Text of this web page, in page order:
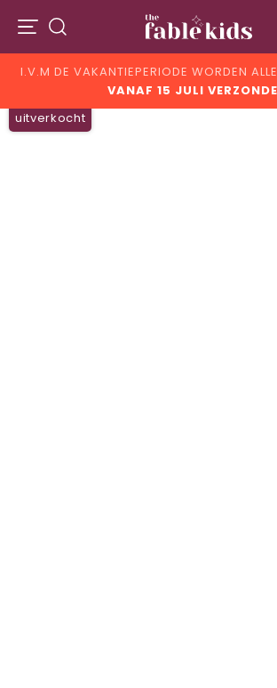
Zoeken
I.V.M DE VAKANTIEPERIODE WORDEN ALLE
VANAF 15 JULI
Gratis verzending v.a.
uitverkocht